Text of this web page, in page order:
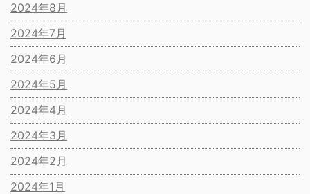
2024年8月
2024年7月
2024年6月
2024年5月
2024年4月
2024年3月
2024年2月
2024年1月